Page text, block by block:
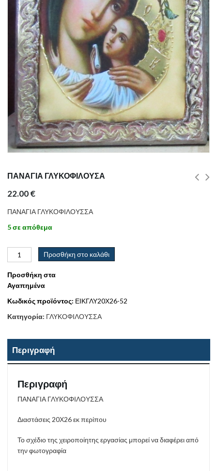
ΠΑΝΑΓΙΑ ΓΛΥΚΟΦΙΛΟΥΣΑ
22.00€
ΠΑΝΑΓΙΑ ΓΛΥΚΟΦΙΛΟΥΣΣΑ
5 σε απόθεμα
Προσθήκη στο καλάθι
Προσθήκη στα
Αγαπημένα
Κωδικός προϊόντος: ΕΙΚΓΛΥ20Χ26-52
Κατηγορία: ΓΛΥΚΟΦΙΛΟΥΣΣΑ
Περιγραφή
Περιγραφή
ΠΑΝΑΓΙΑ ΓΛΥΚΟΦΙΛΟΥΣΣΑ
Διαστάσεις 20Χ26 εκ περίπου
Το σχέδιο της χειροποίητης εργασίας μπορεί να διαφέρει από
την φωτογραφία